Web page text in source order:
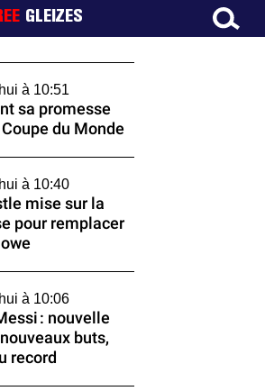
GLEIZES
à 10:51
sa promesse
Coupe du Monde
à 10:40
mise sur la
pour remplacer
à 10:06
: nouvelle
buts,
record